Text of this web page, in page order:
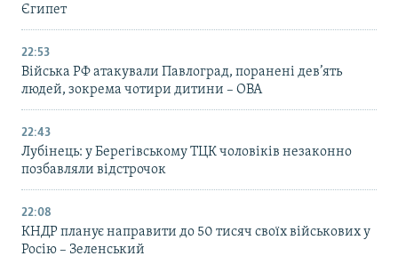
Єгипет
22:53
Війська РФ атакували Павлоград, поранені дев’ять
людей, зокрема чотири дитини – ОВА
22:43
Лубінець: у Берегівському ТЦК чоловіків незаконно
позбавляли відстрочок
22:08
КНДР планує направити до 50 тисяч своїх військових у
Росію – Зеленський